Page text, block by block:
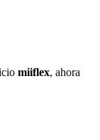
miiflex, ahora